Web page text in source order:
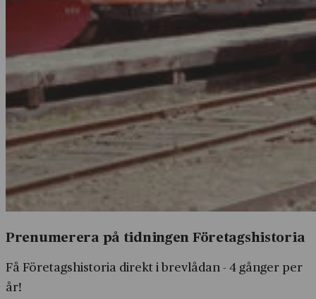
Prenumerera på tidningen Företagshistoria
Få Företagshistoria direkt i brevlådan - 4 gånger per
år!